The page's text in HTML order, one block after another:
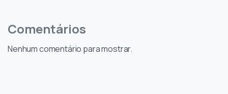
Comentários
Nenhum comentário para mostrar.